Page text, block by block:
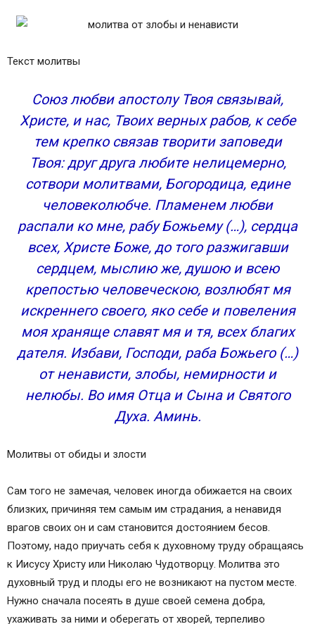
Текст молитвы
Союз любви апостолу Твоя связывай,
Христе, и нас, Твоих верных рабов, к себе
тем крепко связав творити заповеди
Твоя: друг друга любите нелицемерно,
сотвори молитвами, Богородица, едине
человеколюбче. Пламенем любви
распали ко мне, рабу Божьему (…), сердца
всех, Христе Боже, до того разжигавши
сердцем, мыслию же, душою и всею
крепостью человеческою, возлюбят мя
искреннего своего, яко себе и повеления
моя храняще славят мя и тя, всех благих
дателя. Избави, Господи, раба Божьего (…)
от ненависти, злобы, немирности и
нелюбы. Во имя Отца и Сына и Святого
Духа. Аминь.
Молитвы от обиды и злости
Сам того не замечая, человек иногда обижается на своих
близких, причиняя тем самым им страдания, а ненавидя
врагов своих он и сам становится достоянием бесов.
Поэтому, надо приучать себя к духовному труду обращаясь
к Иисусу Христу или Николаю Чудотворцу. Молитва это
духовный труд и плоды его не возникают на пустом месте.
Нужно сначала посеять в душе своей семена добра,
ухаживать за ними и оберегать от хворей, терпеливо